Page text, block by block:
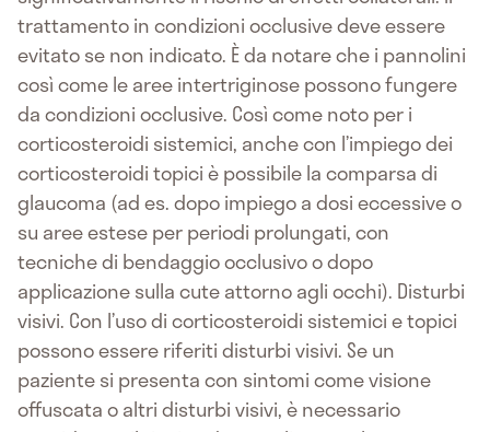
trattamento in condizioni occlusive deve essere
evitato se non indicato. È da notare che i pannolini
così come le aree intertriginose possono fungere
da condizioni occlusive. Così come noto per i
corticosteroidi sistemici, anche con l’impiego dei
corticosteroidi topici è possibile la comparsa di
glaucoma (ad es. dopo impiego a dosi eccessive o
su aree estese per periodi prolungati, con
tecniche di bendaggio occlusivo o dopo
applicazione sulla cute attorno agli occhi). Disturbi
visivi. Con l’uso di corticosteroidi sistemici e topici
possono essere riferiti disturbi visivi. Se un
paziente si presenta con sintomi come visione
offuscata o altri disturbi visivi, è necessario